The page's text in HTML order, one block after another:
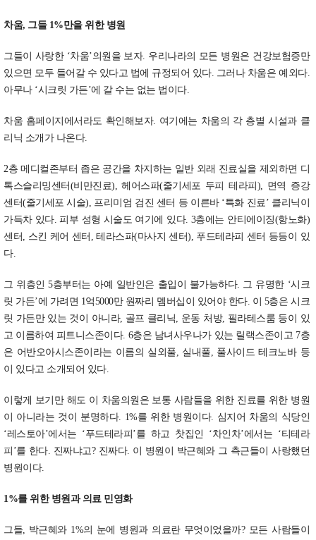
차움, 그들 1%만을 위한 병원
그들이 사랑한 ‘차움’의원을 보자. 우리나라의 모든 병원은 건강보험증만
있으면 모두 들어갈 수 있다고 법에 규정되어 있다. 그러나 차움은 예외다.
아무나 ‘시크릿 가든’에 갈 수는 없는 법이다.
차움 홈페이지에서라도 확인해보자. 여기에는 차움의 각 층별 시설과 클
리닉 소개가 나온다.
2층 메디컬존부터 좁은 공간을 차지하는 일반 외래 진료실을 제외하면 디
톡스슬리밍센터(비만진료), 헤어스파(줄기세포 두피 테라피), 면역 증강
센터(줄기세포 시술), 프리미엄 검진 센터 등 이른바 ‘특화 진료’ 클리닉이
가득차 있다. 피부 성형 시술도 여기에 있다. 3층에는 안티에이징(항노화)
센터, 스킨 케어 센터, 테라스파(마사지 센터), 푸드테라피 센터 등등이 있
다.
그 위층인 5층부터는 아예 일반인은 출입이 불가능하다. 그 유명한 ‘시크
릿 가든’에 가려면 1억5000만 원짜리 멤버십이 있어야 한다. 이 5층은 시크
릿 가든만 있는 것이 아니라, 골프 클리닉, 운동 처방, 필라테스룸 등이 있
고 이름하여 피트니스존이다. 6층은 남녀사우나가 있는 릴랙스존이고 7층
은 어반오아시스존이라는 이름의 실외풀, 실내풀, 풀사이드 테크노바 등
이 있다고 소개되어 있다.
이렇게 보기만 해도 이 차움의원은 보통 사람들을 위한 진료를 위한 병원
이 아니라는 것이 분명하다. 1%를 위한 병원이다. 심지어 차움의 식당인
‘레스토아’에서는 ‘푸드테라피’를 하고 찻집인 ‘차인차’에서는 ‘티테라
피’를 한다. 진짜냐고? 진짜다. 이 병원이 박근혜와 그 측근들이 사랑했던
병원이다.
1%를 위한 병원과 의료 민영화
그들, 박근혜와 1%의 눈에 병원과 의료란 무엇이었을까? 모든 사람들이